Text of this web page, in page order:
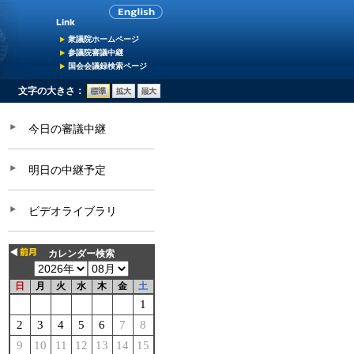
衆議院ホームページ
参議院審議中継
国会会議録検索ページ
文字の大きさ：
今日の審議中継
明日の中継予定
ビデオライブラリ
カレンダー検索
日 月 火 水 木 金 土
1
2
3 4 5 6 7
8
9
10 11 12 13 14
15